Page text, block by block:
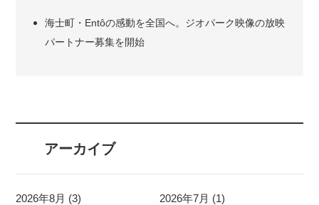
海士町・Entôの感動を全国へ。ジオパーク映像の放映
パートナー募集を開始
アーカイブ
2026年8月 (3)
2026年7月 (1)